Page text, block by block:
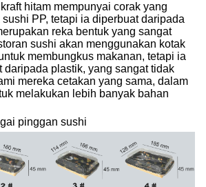
hitam mempunyai corak yang
PP, tetapi ia diperbuat daripada
reka bentuk yang sangat
sushi akan menggunakan kotak
membungkus makanan, tetapi ia
daripada plastik, yang sangat tidak
mereka cetakan yang sama, dalam
melakukan lebih banyak bahan
pinggan sushi